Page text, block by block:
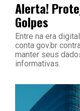
Alerta!
Golpes
Entre na era
conta gov.br
manter seus
informativas.